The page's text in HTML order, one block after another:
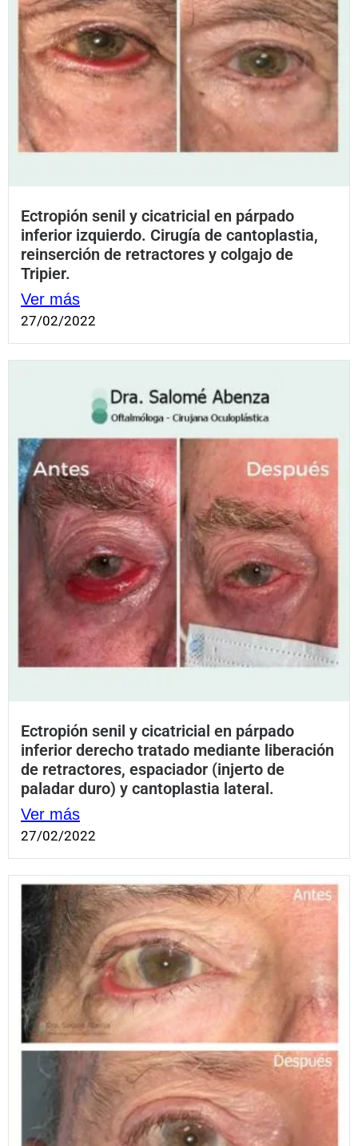
Ectropión senil y cicatricial en párpado
inferior izquierdo. Cirugía de cantoplastia,
reinserción de retractores y colgajo de
Tripier.
Ver más
27/02/2022
Ectropión senil y cicatricial en párpado
inferior derecho tratado mediante liberación
de retractores, espaciador (injerto de
paladar duro) y cantoplastia lateral.
Ver más
27/02/2022